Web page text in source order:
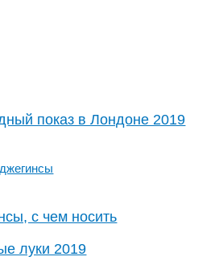
показ в Лондоне 2019
с чем носить
луки 2019